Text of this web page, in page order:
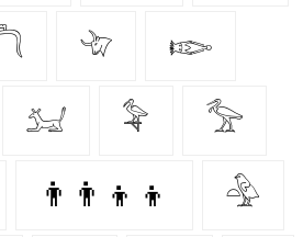
𓄀 𓆢
𓃫 𓅝 𓅡
👨‍👨‍👦‍👦 𓅲